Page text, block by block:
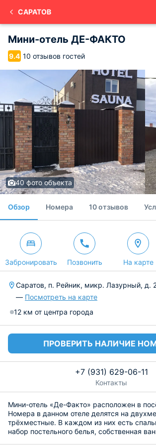
САРАТОВ
Мини-отель ДЕ-ФАКТО
9.4 10 отзывов гостей
40 фото объекта
Обзор Номера 10 отзывов
Забронировать Позвонить На карте
Саратов, п. Рейник, микр. Лазурный, д.
— Посмотреть на карте
12 км от центра города
ПРОВЕРИТЬ НАЛИЧИЕ
+7 (931) 629-06-11
Контакты
Мини-отель «Де-Факто» расположен в
Номера в данном отеле делятся на
трёхместные. В каждом из них есть
набор постельного белья, собственная